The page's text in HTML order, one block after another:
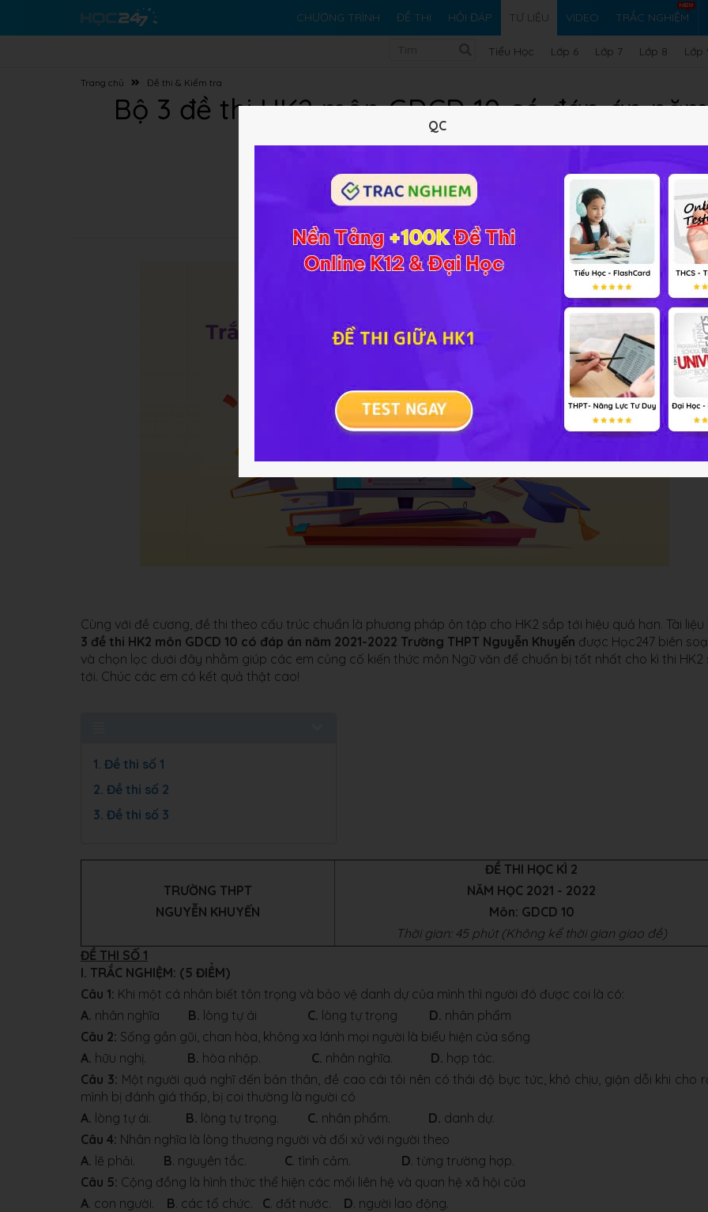
CHƯƠNG TRÌNH ĐỀ THI HỎI ĐÁP TƯ LIỆU VIDEO TRẮC NGHIỆM
Tiểu Học Lớp 6 Lớp 7 Lớp 8 Lớp
Trang chủ Đề thi & Kiểm tra
Bộ 3 đề thi HK2 môn GDCD 10 có đáp án
THPT Nguyễn Khuyến
07/04/2022 924.83 KB 1191 lượt xem 4 tải
Tóm tắt nội dung Xem online Tải về
Cùng với đề cương, đề thi theo cấu trúc chuẩn là phương pháp ôn tập cho HK2 sắp tới hiệu quả hơn. Tài liệu
3 đề thi HK2 môn GDCD 10 có đáp án năm 2021-2022 Trường THPT Nguyễn Khuyến được Học247 biên
và chọn lọc dưới đây nhằm giúp các em củng cố kiến thức môn Ngữ văn để chuẩn bị tốt nhất cho kì thi HK2
tới. Chúc các em có kết quả thật cao!
1. Đề thi số 1
2. Đề thi số 2
3. Đề thi số 3
TRƯỜNG THPT
NGUYỄN KHUYẾN
ĐỀ THI HỌC KÌ 2
NĂM HỌC 2021 - 2022
Môn: GDCD 10
Thời gian: 45 phút (Không kể thời gian giao đề)
ĐỀ THI SỐ 1
I. TRẮC NGHIỆM: (5 ĐIỂM)
Câu 1: Khi một cá nhân biết tôn trọng và bảo vệ danh dự của mình thì người đó được coi là có:
A. nhân nghĩa B. lòng tự ái C. lòng tự trọng D. nhân phẩm
Câu 2: Sống gần gũi, chan hòa, không xa lánh mọi người là biểu hiện của sống
A. hữu nghị. B. hòa nhập. C. nhân nghĩa. D. hợp tác.
Câu 3: Một người quá nghĩ đến bản thân, đề cao cái tôi nên có thái độ bực tức, khó chịu, giận dỗi khi cho
mình bị đánh giá thấp, bị coi thường là người có
A. lòng tự ái. B. lòng tự trọng. C. nhân phẩm. D. danh dự.
Câu 4: Nhân nghĩa là lòng thương người và đối xử với người theo
A. lẽ phải. B. nguyên tắc. C. tình cảm. D. từng trường hợp.
Câu 5: Cộng đồng là hình thức thể hiện các mối liên hệ và quan hệ xã hội của
A. con người. B. các tổ chức. C. đất nước. D. người lao động.
QC